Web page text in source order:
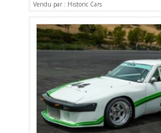
Vendu par : Historic Cars